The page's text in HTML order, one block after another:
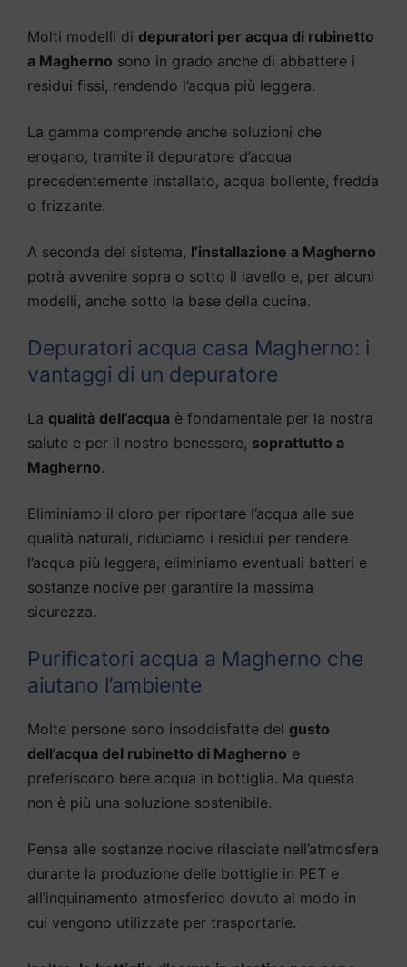
Molti modelli di depuratori per acqua di rubinetto
a Magherno sono in grado anche di abbattere i
residui fissi, rendendo l’acqua più leggera.
La gamma comprende anche soluzioni che
erogano, tramite il depuratore d’acqua
precedentemente installato, acqua bollente, fredda
o frizzante.
A seconda del sistema, l’installazione a Magherno
potrà avvenire sopra o sotto il lavello e, per alcuni
modelli, anche sotto la base della cucina.
Depuratori acqua casa Magherno: i
vantaggi di un depuratore
La qualità dell’acqua è fondamentale per la nostra
salute e per il nostro benessere, soprattutto a
Magherno.
Eliminiamo il cloro per riportare l’acqua alle sue
qualità naturali, riduciamo i residui per rendere
l’acqua più leggera, eliminiamo eventuali batteri e
sostanze nocive per garantire la massima
sicurezza.
Purificatori acqua a Magherno che
aiutano l’ambiente
Molte persone sono insoddisfatte del gusto
dell’acqua del rubinetto di Magherno e
preferiscono bere acqua in bottiglia. Ma questa
non è più una soluzione sostenibile.
Pensa alle sostanze nocive rilasciate nell’atmosfera
durante la produzione delle bottiglie in PET e
all’inquinamento atmosferico dovuto al modo in
cui vengono utilizzate per trasportarle.